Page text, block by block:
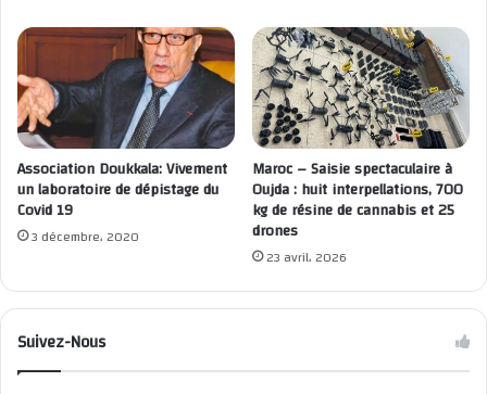
2021
Mohamed LOKHNATI
Tlat Sidi Bennour
Association Doukkala: Vivement
un laboratoire de dépistage du
Covid 19
3 décembre، 2020
Maroc – Saisie spectaculaire à
Oujda : huit interpellations, 700
kg de résine de cannabis et 25
drones
23 avril، 2026
Suivez-Nous